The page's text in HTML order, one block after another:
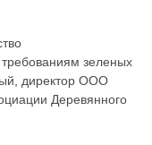
зеленых
директор ООО
Деревянного